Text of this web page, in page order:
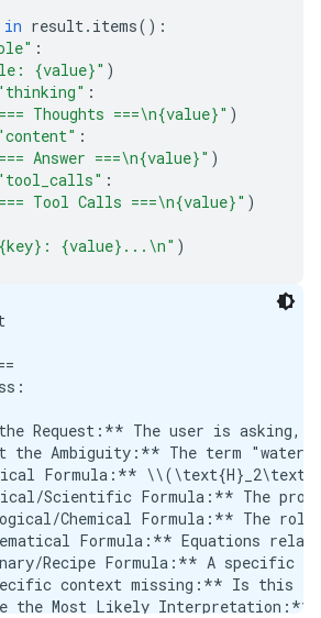
chemical formula for water is:
the element **Hydrogen**.
the element **Oxygen**.
that one molecule of water
the "formula" also describes
Water is a highly **polar**
Bonding:** The polarity allows
Physics/Thermodynamics
to a physical formula, it
Capacity:** The amount of
Volume:** Equations relating
in result. items():
:
{value}" )
:
=== Thoughts ===\n{value}" )
:
=== Answer ===\n{value}" )
:
=== Tool Calls ===\n{value}" )
{key}: {value}... \n" )
Request:** The user is asking,
Ambiguity:** The term "water
Formula:**
Scientific Formula:** The
Chemical Formula:** The
Formula:** Equations
Recipe Formula:** A specific
context missing:** Is this
the Most Likely Interpretation:**